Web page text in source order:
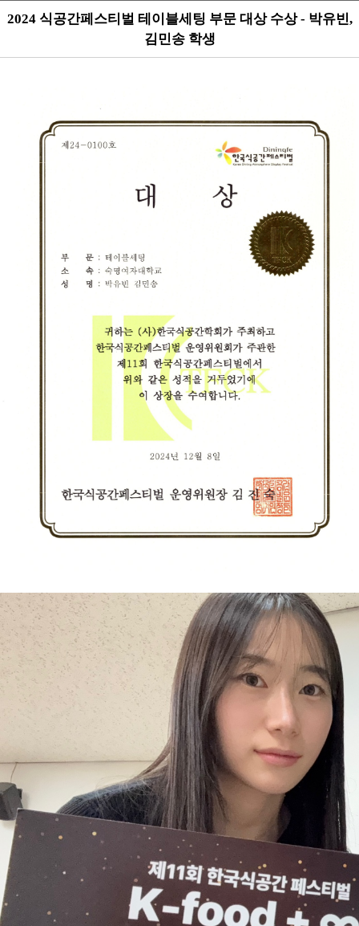
2024 식공간페스티벌 테이블세팅 부문 대상 수상 - 박유빈,
김민송 학생